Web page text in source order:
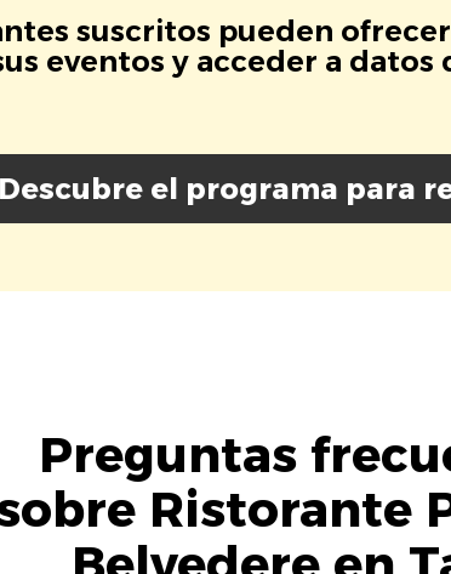
suscritos pueden
eventos y acceder a
Descubre el programa para
Preguntas
Ristorante